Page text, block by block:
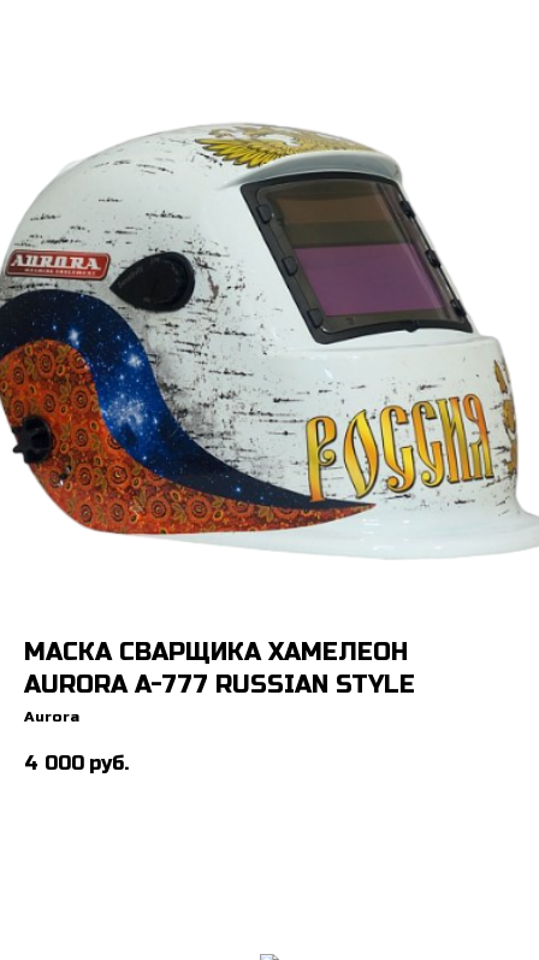
МАСКА СВАРЩИКА ХАМЕЛЕОН
AURORA A-777 RUSSIAN STYLE
Aurora
4 000 руб.